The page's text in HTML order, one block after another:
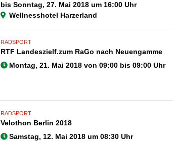
bisSonntag, 27. Mai 2018 um 16:00 Uhr
Wellnesshotel Harzerland
RADSPORT
RTF Landeszielf.zum RaGo nach Neuengamme
Montag, 21. Mai 2018 von 09:00 bis 09:00 Uhr
RADSPORT
Velothon Berlin 2018
Samstag, 12. Mai 2018 um 08:30 Uhr